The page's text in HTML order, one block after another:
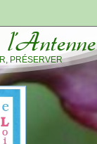
PRÉSERVER